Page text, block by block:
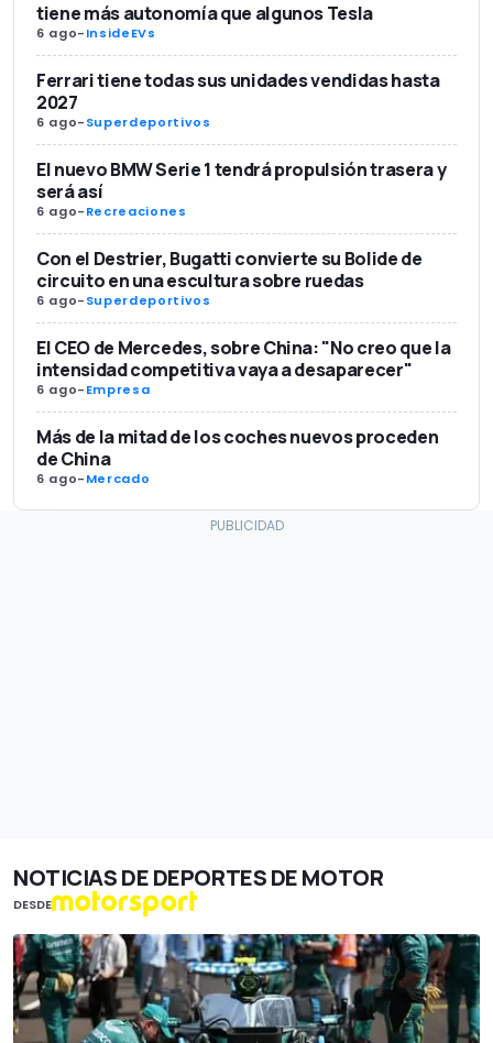
tiene más autonomía que algunos Tesla
6 ago-InsideEVs
Ferrari tiene todas sus unidades vendidas hasta
2027
6 ago-Superdeportivos
El nuevo BMW Serie 1 tendrá propulsión trasera y
será así
6 ago-Recreaciones
Con el Destrier, Bugatti convierte su Bolide de
circuito en una escultura sobre ruedas
6 ago-Superdeportivos
El CEO de Mercedes, sobre China: "No creo que la
intensidad competitiva vaya a desaparecer"
6 ago-Empresa
Más de la mitad de los coches nuevos proceden
de China
6 ago-Mercado
NOTICIAS DE DEPORTES DE MOTOR
DESDE